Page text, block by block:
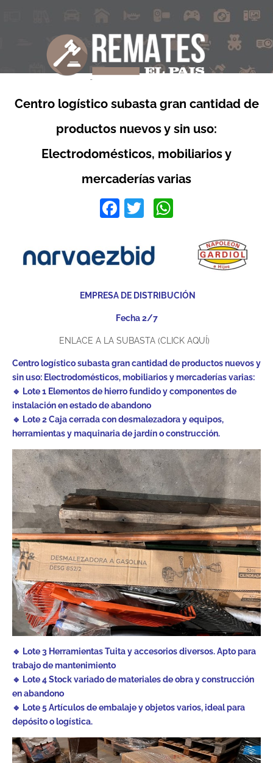
Centro logístico subasta gran cantidad de
productos nuevos y sin uso:
Electrodomésticos, mobiliarios y
mercaderías varias
Facebook
Twitter
EMPRESA DE DISTRIBUCIÓN
Fecha 2/7
ENLACE A LA SUBASTA (CLICK AQUÍ)
Centro logístico subasta gran cantidad de productos nuevos y
sin uso: Electrodomésticos, mobiliarios y mercaderías varias:
🔹 Lote 1 Elementos de hierro fundido y componentes de
instalación en estado de abandono
🔹 Lote 2 Caja cerrada con desmalezadora y equipos,
herramientas y maquinaria de jardín o construcción.
🔹 Lote 3 Herramientas Tuita y accesorios diversos. Apto para
trabajo de mantenimiento
🔹 Lote 4 Stock variado de materiales de obra y construcción
en abandono
🔹 Lote 5 Artículos de embalaje y objetos varios, ideal para
depósito o logística.